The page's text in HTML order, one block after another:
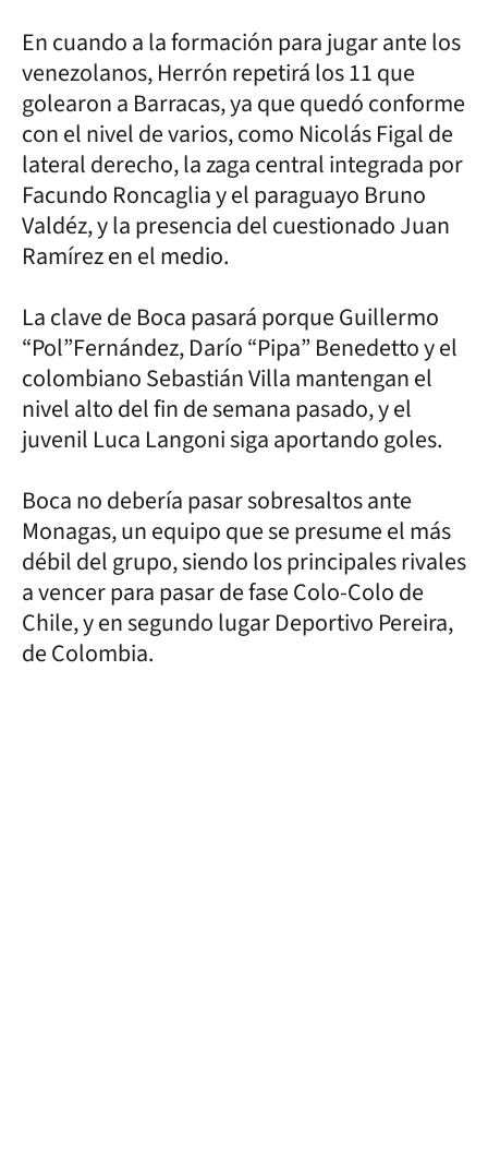
En cuando a la formación para jugar ante los
venezolanos, Herrón repetirá los 11 que
golearon a Barracas, ya que quedó conforme
con el nivel de varios, como Nicolás Figal de
lateral derecho, la zaga central integrada por
Facundo Roncaglia y el paraguayo Bruno
Valdéz, y la presencia del cuestionado Juan
Ramírez en el medio.
La clave de Boca pasará porque Guillermo
“Pol”Fernández, Darío “Pipa” Benedetto y el
colombiano Sebastián Villa mantengan el
nivel alto del fin de semana pasado, y el
juvenil Luca Langoni siga aportando goles.
Boca no debería pasar sobresaltos ante
Monagas, un equipo que se presume el más
débil del grupo, siendo los principales rivales
a vencer para pasar de fase Colo-Colo de
Chile, y en segundo lugar Deportivo Pereira,
de Colombia.